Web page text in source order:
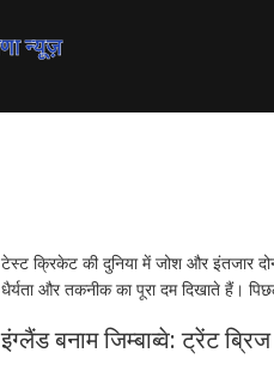
टेस्ट क्रिकेट की दुनिया में जोश और इंतजार
धैर्यता और तकनीक का पूरा दम दिखाते हैं।
इंग्लैंड बनाम जिम्बाब्वे: ट्रेंट